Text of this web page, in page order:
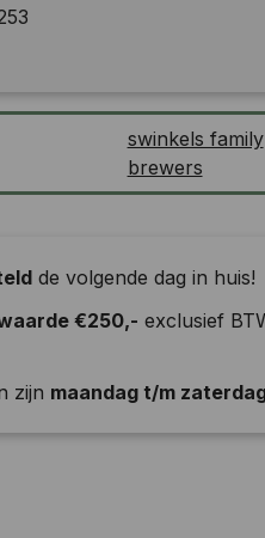
swinkels family
brewers
de volgende dag in huis!
€250,- exclusief
zijn maandag t/m